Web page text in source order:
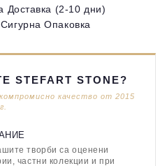
Доставка (2-10 дни)
Сигурна Опаковка
STONE?
качество от 2015
г.
творби са оценени
частни колекции и при